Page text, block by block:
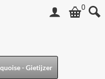
0
- Gietijzer